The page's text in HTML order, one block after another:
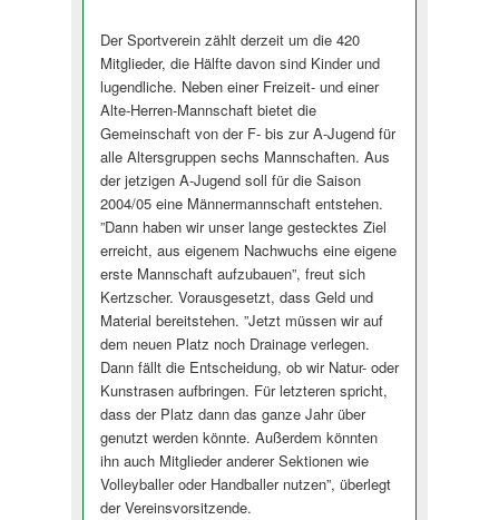
Der Sportverein zählt derzeit um die 420
Mitglieder, die Hälfte davon sind Kinder und
lugendliche. Neben einer Freizeit- und einer
Alte-Herren-Mannschaft bietet die
Gemeinschaft von der F- bis zur A-Jugend für
alle Altersgruppen sechs Mannschaften. Aus
der jetzigen A-Jugend soll für die Saison
2004/05 eine Männermannschaft entstehen.
”Dann haben wir unser lange gestecktes Ziel
erreicht, aus eigenem Nachwuchs eine eigene
erste Mannschaft aufzubauen”, freut sich
Kertzscher. Vorausgesetzt, dass Geld und
Material bereitstehen. ”Jetzt müssen wir auf
dem neuen Platz noch Drainage verlegen.
Dann fällt die Entscheidung, ob wir Natur- oder
Kunstrasen aufbringen. Für letzteren spricht,
dass der Platz dann das ganze Jahr über
genutzt werden könnte. Außerdem könnten
ihn auch Mitglieder anderer Sektionen wie
Volleyballer oder Handballer nutzen”, überlegt
der Vereinsvorsitzende.